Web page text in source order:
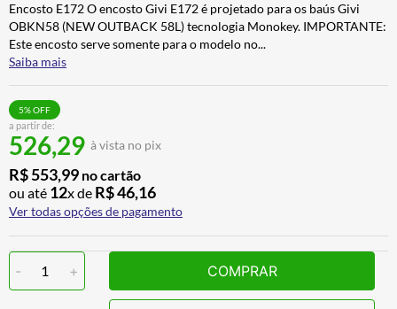
Encosto E172 O encosto Givi E172 é projetado para os baús Givi
OBKN58 (NEW OUTBACK 58L) tecnologia Monokey. IMPORTANTE:
Este encosto serve somente para o modelo no...
Saiba mais
a partir de:
526,29 à vista no pix
5% OFF
R$553,99 no cartão
ou até 12x de R$46,16
Ver todas opções de pagamento
- 1 + COMPRAR
7º CALÇA
8º ALPINESTAR
9º AIROH
10º